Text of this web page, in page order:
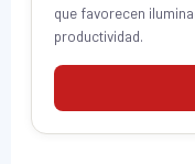
que favorecen
productividad.